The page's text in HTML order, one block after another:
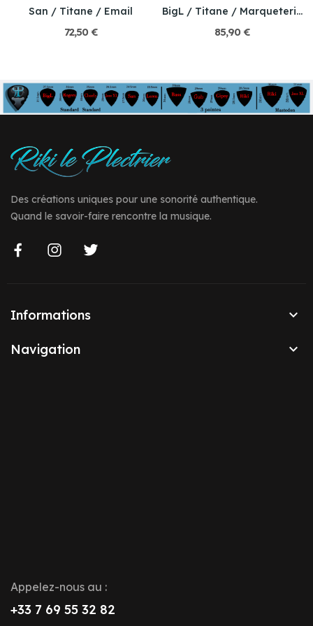
San / Titane / Email
72,50 €
BigL / Titane / Marqueterie miniature
85,90 €
Des créations uniques pour une sonorité authentique.
Quand le savoir-faire rencontre la musique.
Informations 
Navigation 
Appelez-nous au :
+33 7 69 55 32 82